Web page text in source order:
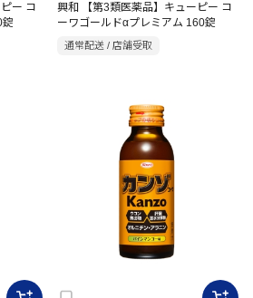
ー コ
興和 【第3類医薬品】キューピー コ
ーワゴールドαプレミアム 160錠
通常配送 / 店舗受取